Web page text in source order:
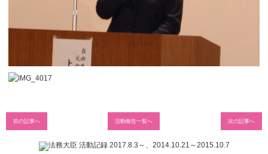
前の記事へ 活動報告一覧へ 次の記事へ